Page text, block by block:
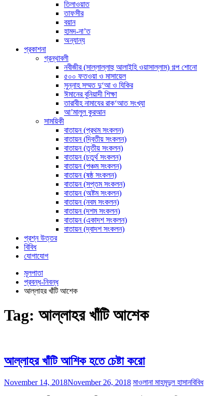
তিলাওয়াত
তাফসীর
বয়ান
হামদ-না’ত
অন্যান্য
প্রকাশনা
গ্রন্থাবলী
নবীজীর (সাল্লাল্লাহু আলাইহি ওয়াসাল্লাম) গল্প শোনো
৫০০ ফতওয়া ও মাসায়েল
সুন্নাহ সম্মত দু‘আ ও যিকির
ঈমানের বুনিয়াদী শিক্ষা
তারাবীহ নামাযের রাক‘আত সংখ্যা
আ’মালুল কুরআন
সাময়িকী
বাতায়ন (প্রথম সংকলন)
বাতায়ন (দ্বিতীয় সংকলন)
বাতায়ন (তৃতীয় সংকলন)
বাতায়ন (চতুর্থ সংকলন)
বাতায়ন (পঞ্চম সংকলন)
বাতায়ন (ষষ্ঠ সংকলন)
বাতায়ন (সপ্তম সংকলন)
বাতায়ন (অষ্টম সংকলন)
বাতায়ন (নবম সংকলন)
বাতায়ন (দশম সংকলন)
বাতায়ন (একাদশ সংকলন)
বাতায়ন (দ্বাদশ সংকলন)
প্রশ্ন উত্তর
বিবিধ
যোগাযোগ
মূলপাতা
প্রবন্ধ-নিবন্ধ
আল্লাহর খাঁটি আশেক
Tag: আল্লাহর খাঁটি আশেক
আল্লাহর খাঁটি আশিক হতে চেষ্টা করো
November 14, 2018November 26, 2018 মাওলানা মাহমূদুল হাসানবিবিধ